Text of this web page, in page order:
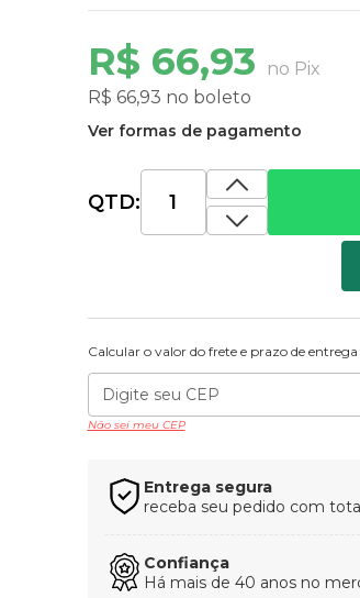
R$ 66,93
no Pix
R$ 66,93 no boleto
Ver formas de pagamento
QTD:
Calcular o valor do frete e prazo de entrega
Não sei meu CEP
Entrega segura
receba seu pedido com
Confiança
Há mais de 40 anos no